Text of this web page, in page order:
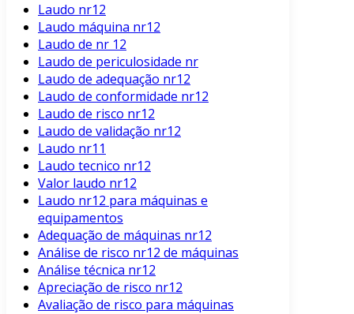
Laudo nr12
Laudo máquina nr12
Laudo de nr 12
Laudo de periculosidade nr
Laudo de adequação nr12
Laudo de conformidade nr12
Laudo de risco nr12
Laudo de validação nr12
Laudo nr11
Laudo tecnico nr12
Valor laudo nr12
Laudo nr12 para máquinas e
equipamentos
Adequação de máquinas nr12
Análise de risco nr12 de máquinas
Análise técnica nr12
Apreciação de risco nr12
Avaliação de risco para máquinas